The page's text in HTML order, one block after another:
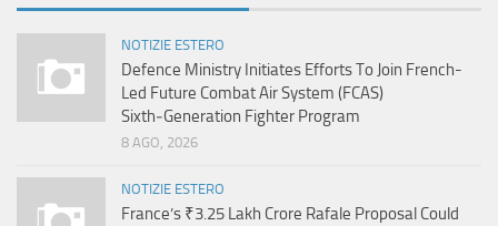
NOTIZIE ESTERO
Defence Ministry Initiates Efforts To Join French-
Led Future Combat Air System (FCAS)
Sixth‑Generation Fighter Program
8 AGO, 2026
NOTIZIE ESTERO
France’s ₹3.25 Lakh Crore Rafale Proposal Could